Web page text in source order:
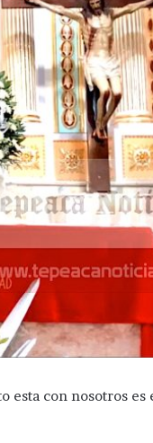
esta con nosotros es